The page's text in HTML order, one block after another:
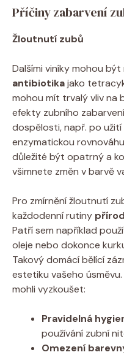
Příčiny zabarvení
Žloutnutí zubů
Dalšími viníky mohou
antibiotikajako
mohou mít trvalý vliv na
efekty zubního
dospělosti, např. po
enzymatickou
důležité být opatrný a
všimnete změn v barvě
Pro zmírnění žloutnutí
každodenní rutiny
Patří sem například
oleje nebo dokonce
Takový domácí bělící
estetiku vašeho
mohli vyzkoušet:
Pravidelná
používání zubní
Omezení